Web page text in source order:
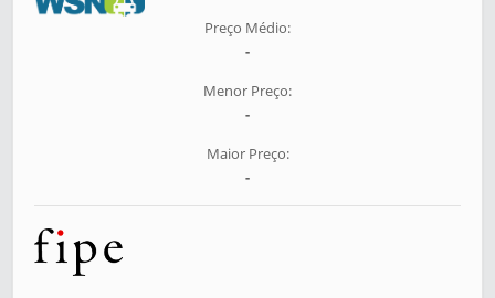
Preço Médio:
-
Menor Preço:
-
Maior Preço:
-